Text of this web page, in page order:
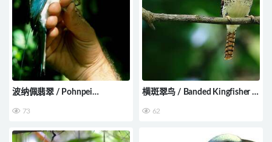
波纳佩翡翠 / Pohnpei
reichenbachii
73
横斑翠鸟 / Banded Kingfisher /
62